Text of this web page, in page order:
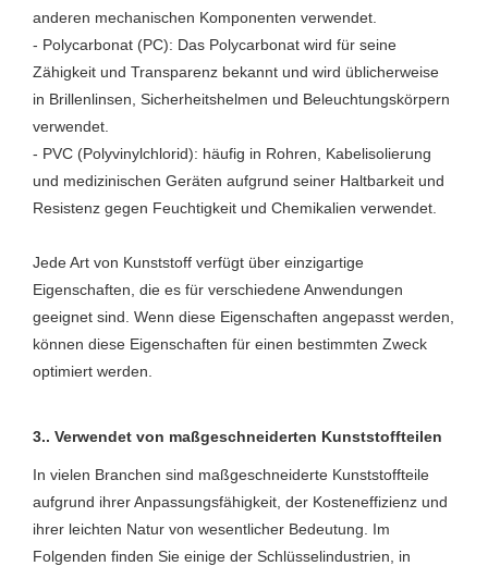
anderen mechanischen Komponenten verwendet.
- Polycarbonat (PC): Das Polycarbonat wird für seine
Zähigkeit und Transparenz bekannt und wird üblicherweise
in Brillenlinsen, Sicherheitshelmen und Beleuchtungskörpern
verwendet.
- PVC (Polyvinylchlorid): häufig in Rohren, Kabelisolierung
und medizinischen Geräten aufgrund seiner Haltbarkeit und
Resistenz gegen Feuchtigkeit und Chemikalien verwendet.
Jede Art von Kunststoff verfügt über einzigartige
Eigenschaften, die es für verschiedene Anwendungen
geeignet sind. Wenn diese Eigenschaften angepasst werden,
können diese Eigenschaften für einen bestimmten Zweck
optimiert werden.
3.. Verwendet von maßgeschneiderten Kunststoffteilen
In vielen Branchen sind maßgeschneiderte Kunststoffteile
aufgrund ihrer Anpassungsfähigkeit, der Kosteneffizienz und
ihrer leichten Natur von wesentlicher Bedeutung. Im
Folgenden finden Sie einige der Schlüsselindustrien, in